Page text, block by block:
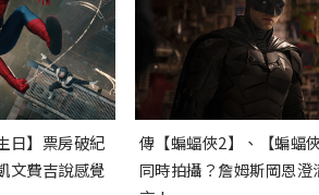
日】票房破紀
文費吉說感覺
傳【蝙蝠俠2】、【蝙蝠俠
同時拍攝？詹姆斯岡恩澄